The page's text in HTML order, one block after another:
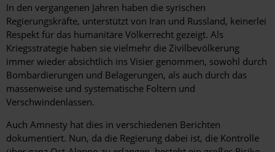
In den vergangenen Jahren haben die syrischen
Regierungskräfte, unterstützt von Iran und Russland, keinerlei
Respekt für das humanitäre Völkerrecht gezeigt. Als
Kriegsstrategie haben sie vielmehr die Zivilbevölkerung
immer wieder absichtlich ins Visier genommen, sowohl durch
Bombardierungen und Belagerungen, als auch durch das
massenweise und systematische Foltern und
Verschwindenlassen.
Auch Amnesty hat dies in verschiedenen Berichten
dokumentiert. Nun, da die Regierung dabei ist, die Kontrolle